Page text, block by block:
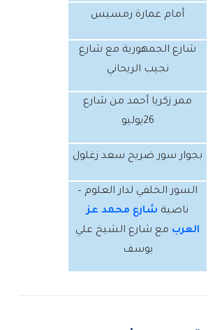
أمام عمارة رمسيس
شارع الجمهورية مع شارع
نجيب الريحاني
ممر زكريا أحمد من شارع
26يوليو
بجوار سور ضريح سعد زغلول
السور الخلفي لدار العلوم –
ناصية شارع محمد عز
العرب مع شارع الشيخ علي
يوسف